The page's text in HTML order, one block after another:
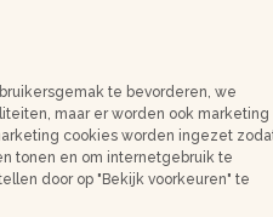
te bevorderen, we
maar er worden ook marketing
cookies worden ingezet
tonen en om internetgebruik te
door op "Bekijk voorkeuren" te
€ 2.300,- p/m